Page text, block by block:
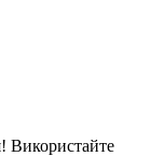
Використайте